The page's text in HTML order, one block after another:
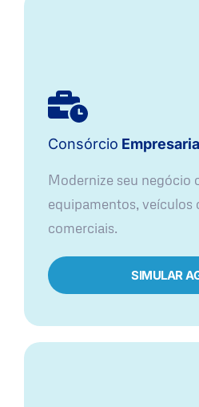
Consórcio
Modernize seu negócio
equipamentos, veículos
comerciais.
SIMULAR